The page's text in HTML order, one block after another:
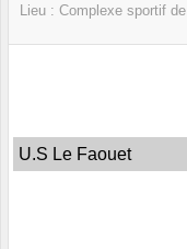
Lieu : Complexe sportif
U.S Le Faouet